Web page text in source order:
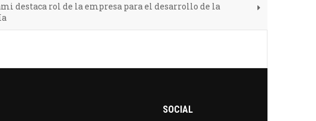
destaca rol de la empresa para el desarrollo de la
SOCIAL